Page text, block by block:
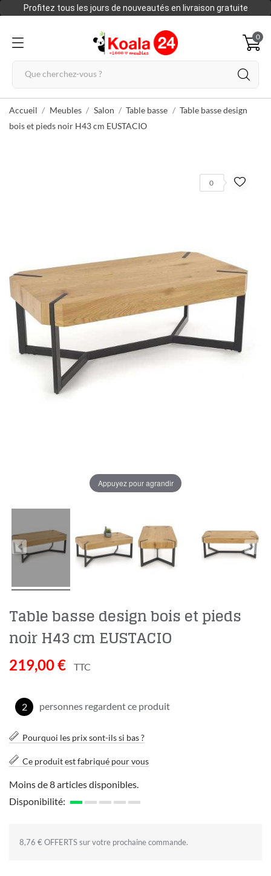
Profitez tous les jours de nouveautés en livraison gratuite
0
Accueil Meubles Salon Table basse
Table basse design
bois et pieds noir H43 cm EUSTACIO
Appuyez pour agrandir
0
Table basse design bois et pieds
noir H43 cm EUSTACIO
219,00 € TTC
2 personnes regardent ce produit
Pourquoi les prix sont-ils si bas ?
Ce produit est fabriqué pour vous
Moins de 8 articles disponibles.
Disponibilité:
8,76 € OFFERTS sur votre prochaine commande.